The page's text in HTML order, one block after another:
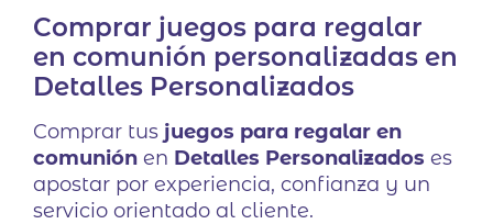
Comprar juegos para regalar
en comunión personalizadas en
Detalles Personalizados
Comprar tus juegos para regalar en
comunión en Detalles Personalizados es
apostar por experiencia, confianza y un
servicio orientado al cliente.